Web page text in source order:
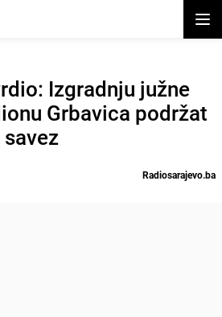
Izgradnju južne
Grbavica podržat
Radiosarajevo.ba